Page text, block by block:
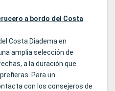
a bordo del Costa
Costa Diadema en
amplia selección de
a la duración que
Para un
con los consejeros de